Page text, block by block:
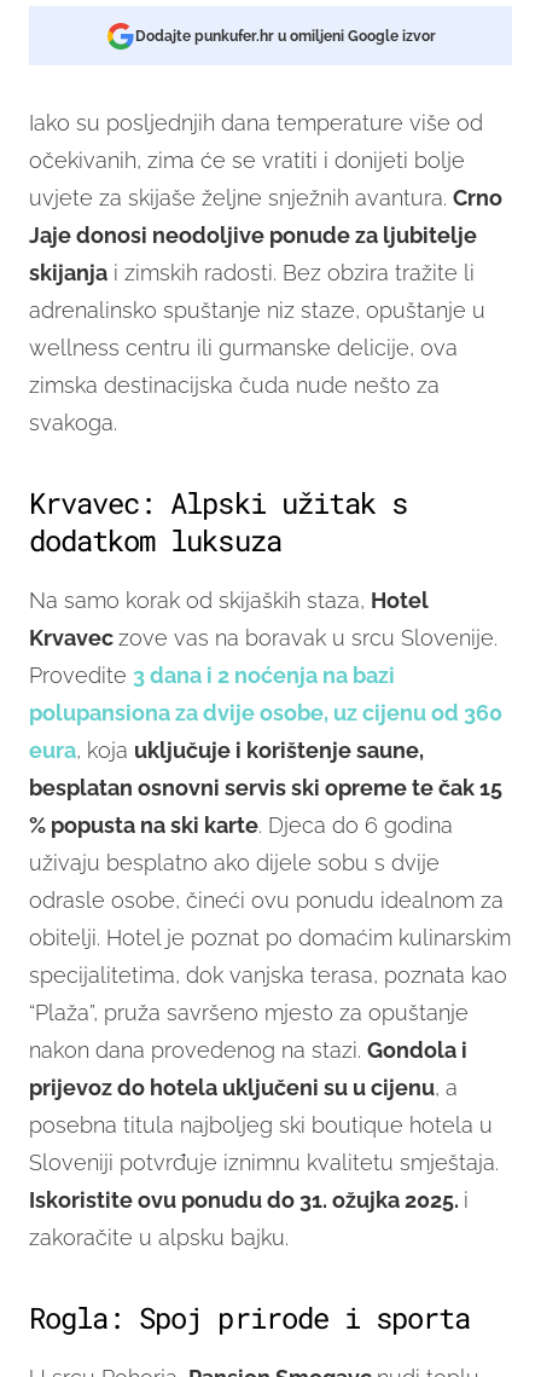
Dodajte punkufer.hr u omiljeni Google izvor
Iako su posljednjih dana temperature više od
očekivanih, zima će se vratiti i donijeti bolje
uvjete za skijaše željne snježnih avantura. Crno
Jaje donosi neodoljive ponude za ljubitelje
skijanja i zimskih radosti. Bez obzira tražite li
adrenalinsko spuštanje niz staze, opuštanje u
wellness centru ili gurmanske delicije, ova
zimska destinacijska čuda nude nešto za
svakoga.
Krvavec: Alpski užitak s
dodatkom luksuza
Na samo korak od skijaških staza, Hotel
Krvaveczove vas na boravak u srcu Slovenije.
Provedite 3 dana i 2 noćenja na bazi
polupansiona za dvije osobe, uz cijenu od 360
eura, koja uključuje i korištenje saune,
besplatan osnovni servis ski opreme te čak 15
% popusta na ski karte. Djeca do 6 godina
uživaju besplatno ako dijele sobu s dvije
odrasle osobe, čineći ovu ponudu idealnom za
obitelji. Hotel je poznat po domaćim kulinarskim
specijalitetima, dok vanjska terasa, poznata kao
“Plaža”, pruža savršeno mjesto za opuštanje
nakon dana provedenog na stazi. Gondola i
prijevoz do hotela uključeni su u cijenu, a
posebna titula najboljeg ski boutique hotela u
Sloveniji potvrđuje iznimnu kvalitetu smještaja.
Iskoristite ovu ponudu do 31. ožujka 2025. i
zakoračite u alpsku bajku.
Rogla: Spoj prirode i sporta